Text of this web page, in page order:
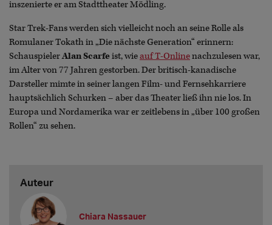
inszenierte er am Stadttheater Mödling.
Star Trek-Fans werden sich vielleicht noch an seine Rolle als
Romulaner Tokath in „Die nächste Generation“ erinnern:
SchauspielerAlan Scarfeist, wieauf T-Onlinenachzulesen war,
im Alter von 77 Jahren gestorben. Der britisch-kanadische
Darsteller mimte in seiner langen Film- und Fernsehkarriere
hauptsächlich Schurken – aber das Theater ließ ihn nie los. In
Europa und Nordamerika war er zeitlebens in „über 100 großen
Rollen“ zu sehen.
Auteur
Chiara Nassauer